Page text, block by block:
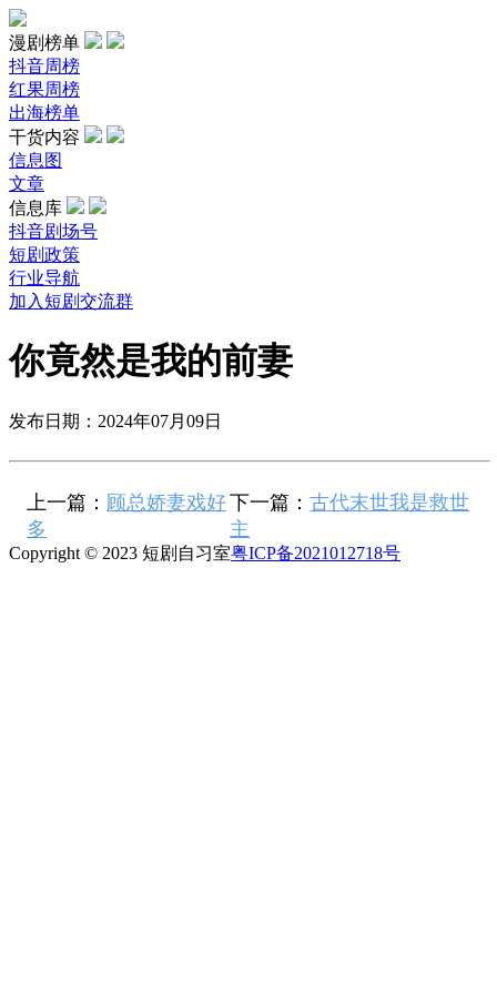
漫剧榜单
抖音周榜
红果周榜
出海榜单
干货内容
信息图
文章
信息库
抖音剧场号
短剧政策
行业导航
加入短剧交流群
你竟然是我的前妻
发布日期：2024年07月09日
上一篇： 顾总娇妻戏好
多
下一篇：古代末世我是救世
主
Copyright © 2023 短剧自习室粤ICP备2021012718号